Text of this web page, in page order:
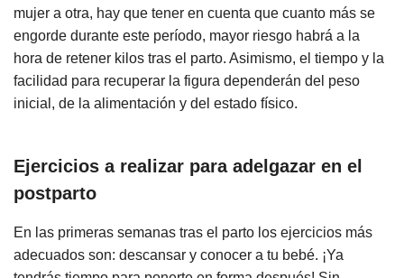
mujer a otra, hay que tener en cuenta que cuanto más se
engorde durante este período, mayor riesgo habrá a la
hora de retener kilos tras el parto. Asimismo, el tiempo y la
facilidad para recuperar la figura dependerán del peso
inicial, de la alimentación y del estado físico.
Ejercicios a realizar para adelgazar en el
postparto
En las primeras semanas tras el parto los ejercicios más
adecuados son: descansar y conocer a tu bebé. ¡Ya